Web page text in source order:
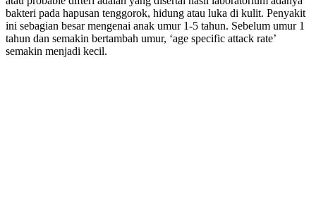
bakteri pada hapusan tenggorok, hidung atau luka di kulit. Penyakit
ini sebagian besar mengenai anak umur 1-5 tahun. Sebelum umur 1
tahun dan semakin bertambah umur, ‘age specific attack rate’
semakin menjadi kecil.